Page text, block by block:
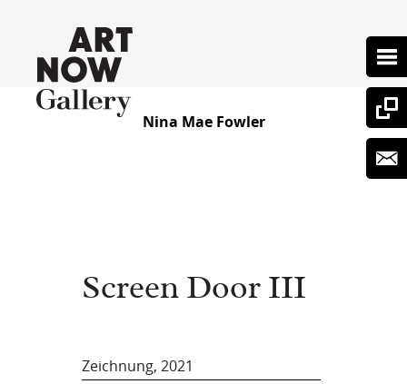
Nina Mae Fowler
Screen Door III
Zeichnung, 2021